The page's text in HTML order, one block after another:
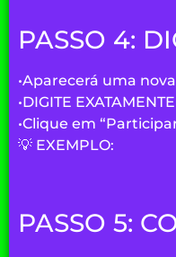
PASSO 4:
•Aparecerá uma
•DIGITE EXATAMENTE
•Clique em
💡 EXEMPLO:
PASSO 5: